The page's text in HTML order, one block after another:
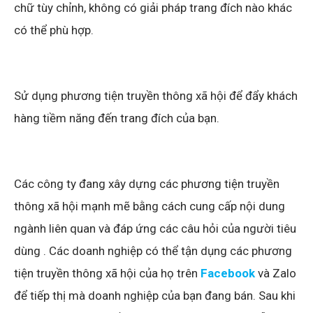
chữ tùy chỉnh, không có giải pháp trang đích nào khác
có thể phù hợp.
Sử dụng phương tiện truyền thông xã hội để đẩy khách
hàng tiềm năng đến trang đích của bạn.
Các công ty đang xây dựng các phương tiện truyền
thông xã hội mạnh mẽ bằng cách cung cấp nội dung
ngành liên quan và đáp ứng các câu hỏi của người tiêu
dùng . Các doanh nghiệp có thể tận dụng các phương
tiện truyền thông xã hội của họ trên Facebook và Zalo
để tiếp thị mà doanh nghiệp của bạn đang bán. Sau khi